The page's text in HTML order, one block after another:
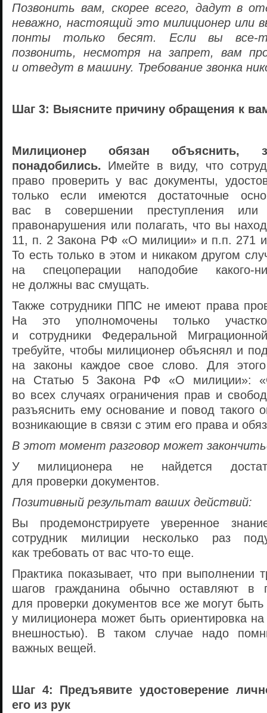
Позвонить вам, скорее всего, дадут в
неважно, настоящий это милиционер или
понты только бесят. Если вывсе-
позвонить, несмотря на запрет, вам
и отведут в машину. Требование звонка
Шаг 3: Выясните причину обращения к
Милиционер обязан
понадобились. Имейте в виду, что
право проверить у вас документы,
только если имеются достаточные
вас в совершении преступления или
правонарушения или полагать, что вы
11, п. 2 Закона РФ «О милиции» и п.п. 271
То есть только в этом и никаком другом
на спецоперации наподобие какого-
не должны вас смущать.
Также сотрудники ППС не имеют права
На это уполномочены только
и сотрудники Федеральной
требуйте, чтобы милиционер объяснял и
на законы каждое свое слово. Для
на Статью 5 Закона РФ «О милиции»:
во всех случаях ограничения прав и
разъяснить ему основание и повод такого
возникающие в связи с этим его права и
В этот момент разговор может
У милиционера не найдется
для проверки документов.
Позитивный результат ваших действий:
Вы продемонстрируете уверенное
сотрудник милиции несколько раз
как требовать от вас что-то еще.
Практика показывает, что при выполнении
шагов гражданина обычно оставляют в
для проверки документов все же могут
у милиционера может быть ориентировка
внешностью). В таком случае надо
важных вещей.
Шаг 4: Предъявите удостоверение
его из рук